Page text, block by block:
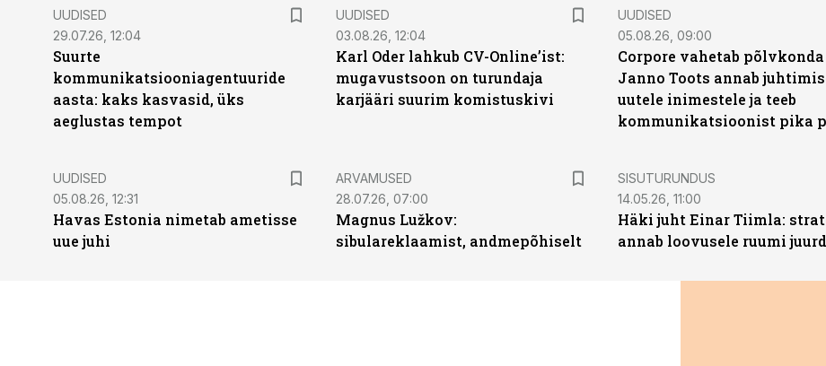
UUDISED
29.07.26, 12:04
Suurte
kommunikatsiooniagentuuride
aasta: kaks kasvasid, üks
aeglustas tempot
UUDISED
03.08.26, 12:04
Karl Oder lahkub CV-Online’ist:
mugavustsoon on turundaja
karjääri suurim komistuskivi
UUDISED
05.08.26, 09:00
Corpore vahetab põlvkonda
Janno Toots annab
uutele inimestele ja teeb
kommunikatsioonist pika
UUDISED
05.08.26, 12:31
Havas Estonia nimetab ametisse
uue juhi
ARVAMUSED
28.07.26, 07:00
Magnus Lužkov:
sibulareklaamist, andmepõhiselt
ST
SISUTURUNDUS
14.05.26, 11:00
Häki juht Einar Tiimla:
annab loovusele ruumi